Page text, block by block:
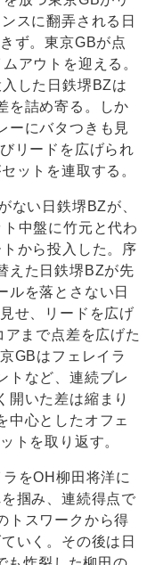
スに翻弄される日
ず。東京GBが点
アウトを迎える。
した日鉄堺BZは
を詰め寄る。しか
ーにバタつきも見
リードを広げられ
ットを連取する。
い日鉄堺BZが、
中盤に竹元と代わ
から投入した。序
えた日鉄堺BZが先
ルを落とさない日
せ、リードを広げ
まで点差を広げた
GBはフェレイラ
トなど、連続ブレ
開いた差は縮まり
中心としたオフェ
トを取り返す。
をOH柳田将洋に
掴み、連続得点で
トスワークから得
いく。その後は日